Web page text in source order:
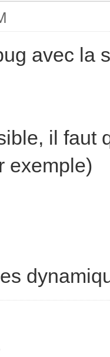
avec la
il faut
exemple)